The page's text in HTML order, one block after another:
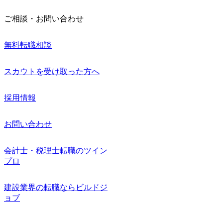
ご相談・お問い合わせ
無料転職相談
スカウトを受け取った方へ
採用情報
お問い合わせ
会計士・税理士転職のツイン
プロ
建設業界の転職ならビルドジ
ョブ